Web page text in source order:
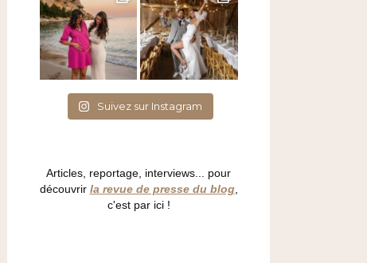
Suivez sur Instagram
Articles, reportage, interviews... pour
découvrir la revue de presse du blog,
c'est par ici !